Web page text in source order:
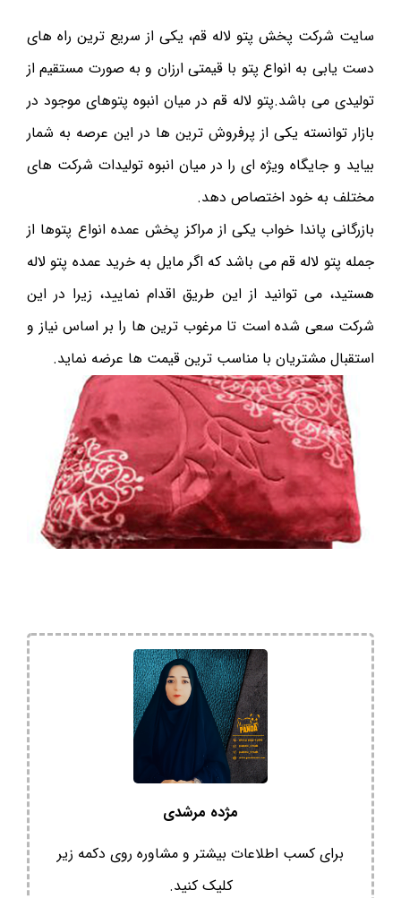
سایت شرکت پخش پتو لاله قم، یکی از سریع ترین راه های
دست یابی به انواع پتو با قیمتی ارزان و به صورت مستقیم از
تولیدی می باشد.پتو لاله قم در میان انبوه پتوهای موجود در
بازار توانسته یکی از پرفروش ترین ها در این عرصه به شمار
بیاید و جایگاه ویژه ای را در میان انبوه تولیدات شرکت های
مختلف به خود اختصاص دهد.
بازرگانی پاندا خواب یکی از مراکز پخش عمده انواع پتوها از
جمله پتو لاله قم می باشد که اگر مایل به خرید عمده پتو لاله
هستید، می توانید از این طریق اقدام نمایید، زیرا در این
شرکت سعی شده است تا مرغوب ترین ها را بر اساس نیاز و
استقبال مشتریان با مناسب ترین قیمت ها عرضه نماید.
مژده مرشدی
برای کسب اطلاعات بیشتر و مشاوره روی دکمه زیر
کلیک کنید.